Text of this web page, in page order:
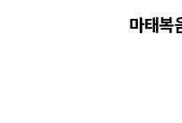
마태복